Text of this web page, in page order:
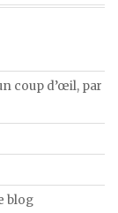
coup d’œil, par
blog